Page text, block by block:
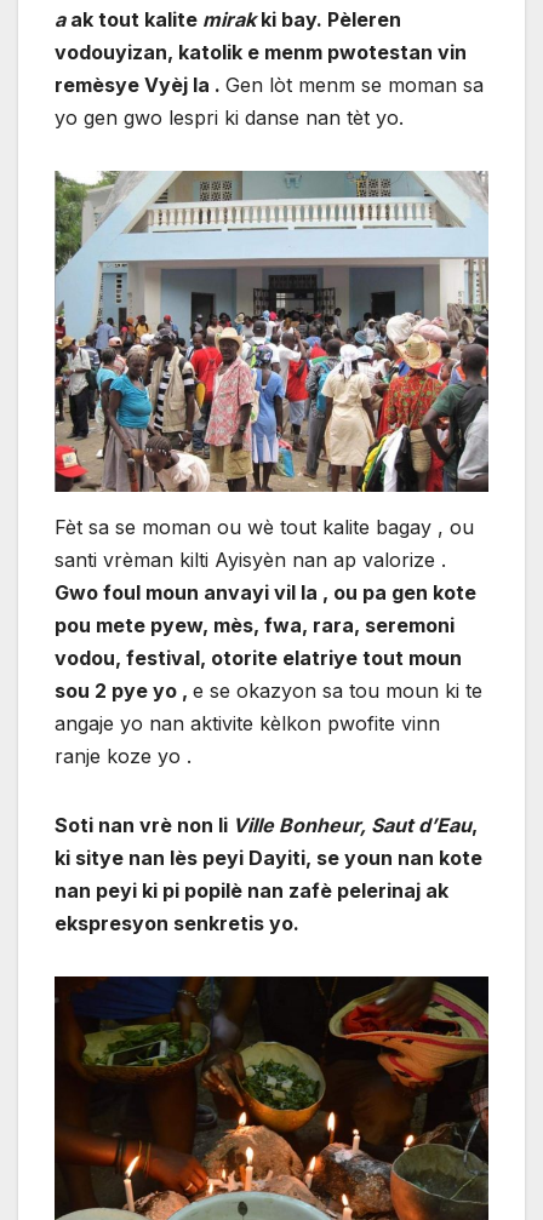
aak tout kalite mirakki bay. Pèleren
vodouyizan, katolik e menm pwotestan vin
remèsye Vyèj la . Gen lòt menm se moman sa
yo gen gwo lespri ki danse nan tèt yo.
Fèt sa se moman ou wè tout kalite bagay , ou
santi vrèman kilti Ayisyèn nan ap valorize .
Gwo foul moun anvayi vil la , ou pa gen kote
pou mete pyew, mès, fwa, rara, seremoni
vodou, festival, otorite elatriye tout moun
sou 2 pye yo , e se okazyon sa tou moun ki te
angaje yo nan aktivite kèlkon pwofite vinn
ranje koze yo .
Soti nan vrè non li Ville Bonheur, Saut d’Eau,
ki sitye nan lès peyi Dayiti, se youn nan kote
nan peyi ki pi popilè nan zafè pelerinaj ak
ekspresyon senkretis yo.